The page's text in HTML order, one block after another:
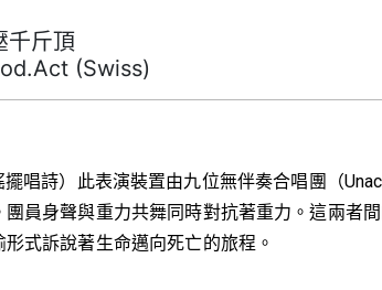
千斤頂
(Swiss)
擺唱詩）此表演裝置由九位無伴奏合唱團（
員身聲與重力共舞同時對抗著重力。這兩者
式訴說著生命邁向死亡的旅程。